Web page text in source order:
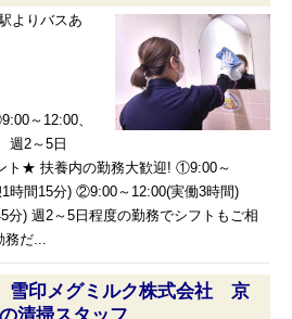
よりバスあ
～12:00、
週2～5日
ト★ 扶養内の勤務大歓迎! ①9:00～
時間15分) ②9:00～12:00(実働3時間)
) 週2～5日程度の勤務でシフトもご相
務だ...
雪印メグミルク株式会社 京